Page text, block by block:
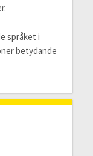
språket i
betydande